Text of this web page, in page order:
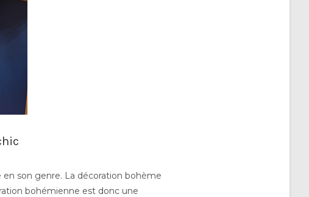
son genre. La décoration bohème
bohémienne est donc une